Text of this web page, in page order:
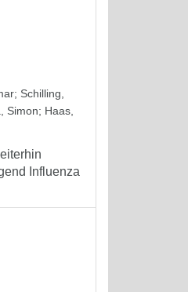
; Schilling,
Simon; Haas,
Influenza